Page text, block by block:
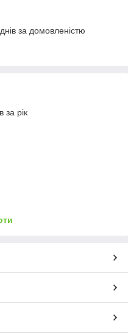
за домовленістю
за рік